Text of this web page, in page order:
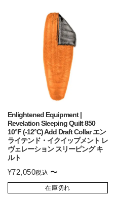
Enlightened Equipment |
Revelation Sleeping Quilt 850
10°F (-12°C) Add Draft Collar エン
ライテンド・イクイップメント レ
ヴェレーション スリーピング キ
ルト
¥72,050税込 〜
在庫切れ